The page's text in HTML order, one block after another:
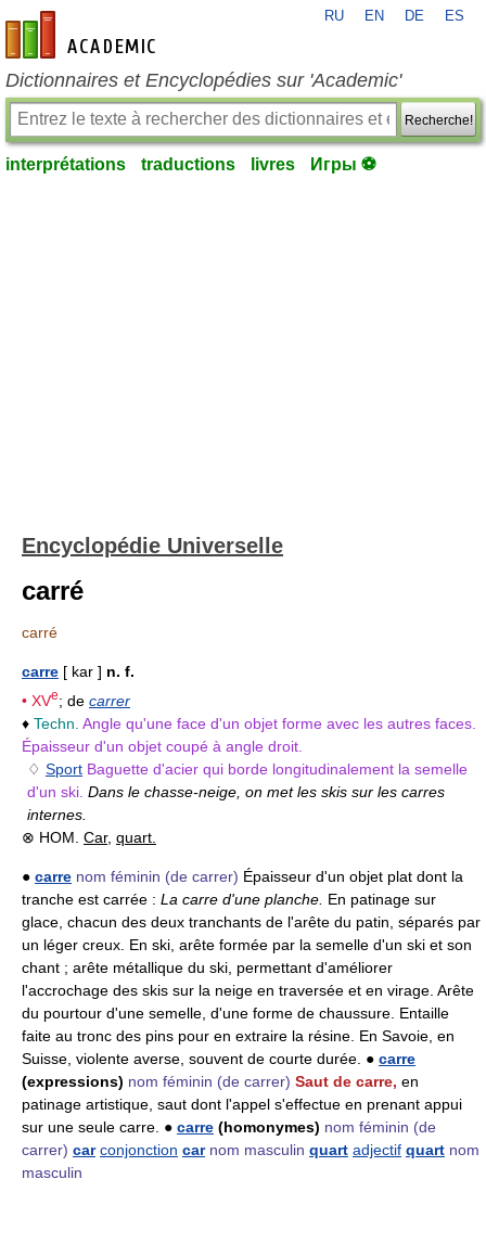
fr-academic.com
RU EN DE ES
Dictionnaires et Encyclopédies sur 'Academic'
Recherche!
interprétations traductions livres Игры ⚽
Encyclopédie Universelle
carré
carré
carre [ kar ] n. f.
• XVe; de carrer
♦ Techn. Angle qu'une face d'un objet forme avec les autres faces.
Épaisseur d'un objet coupé à angle droit.
♢ Sport Baguette d'acier qui borde longitudinalement la semelle
d'un ski. Dans le chasse-neige, on met les skis sur les carres
internes.
⊗ HOM. Car, quart.
● carre nom féminin (de carrer) Épaisseur d'un objet plat dont la
tranche est carrée : La carre d'une planche. En patinage sur
glace, chacun des deux tranchants de l'arête du patin, séparés par
un léger creux. En ski, arête formée par la semelle d'un ski et son
chant ; arête métallique du ski, permettant d'améliorer
l'accrochage des skis sur la neige en traversée et en virage. Arête
du pourtour d'une semelle, d'une forme de chaussure. Entaille
faite au tronc des pins pour en extraire la résine. En Savoie, en
Suisse, violente averse, souvent de courte durée. ● carre
(expressions) nom féminin (de carrer) Saut de carre, en
patinage artistique, saut dont l'appel s'effectue en prenant appui
sur une seule carre. ● carre (homonymes) nom féminin (de
carrer) car conjonction car nom masculin quart adjectif quart nom
masculin